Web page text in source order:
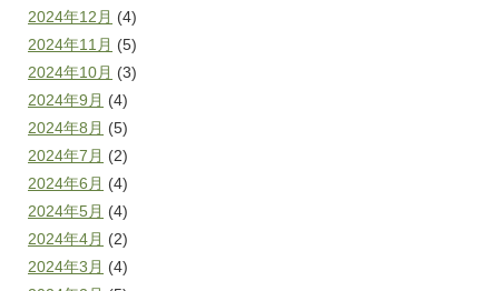
2024年12月 (4)
2024年11月 (5)
2024年10月 (3)
2024年9月 (4)
2024年8月 (5)
2024年7月 (2)
2024年6月 (4)
2024年5月 (4)
2024年4月 (2)
2024年3月 (4)